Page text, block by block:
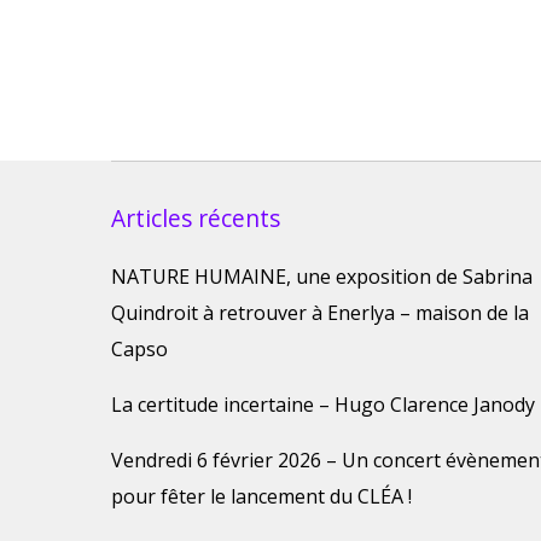
Articles récents
NATURE HUMAINE, une exposition de Sabrina
Quindroit à retrouver à Enerlya – maison de la
Capso
La certitude incertaine – Hugo Clarence Janody
Vendredi 6 février 2026 – Un concert
pour fêter le lancement du CLÉA !